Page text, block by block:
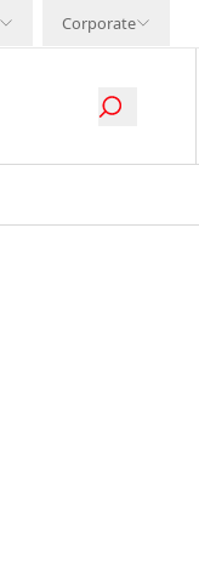
Corporate